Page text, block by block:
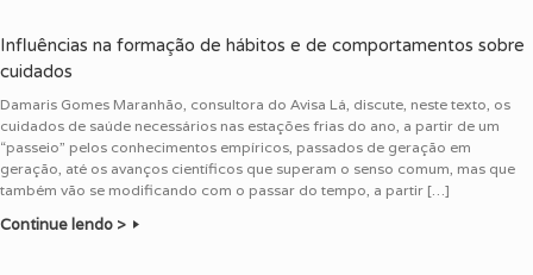
Influências na formação de hábitos e de comportamentos sobre
cuidados
Damaris Gomes Maranhão, consultora do Avisa Lá, discute, neste texto, os
cuidados de saúde necessários nas estações frias do ano, a partir de um
“passeio” pelos conhecimentos empíricos, passados de geração em
geração, até os avanços científicos que superam o senso comum, mas que
também vão se modificando com o passar do tempo, a partir […]
Continue lendo >